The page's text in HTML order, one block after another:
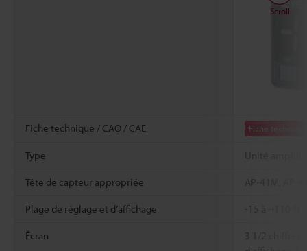
Fiche technique / CAO / CAE Fiche
Type Unité
Tête de capteur appropriée AP-41M, AP-
Plage de réglage et d’affichage -15 à +110 %
Écran
3 1/2 chiffres,
Scroll